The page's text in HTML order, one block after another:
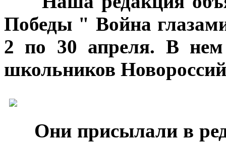
Победы " Война
2 по 30 апреля. В нем
школьников
Они присылали в